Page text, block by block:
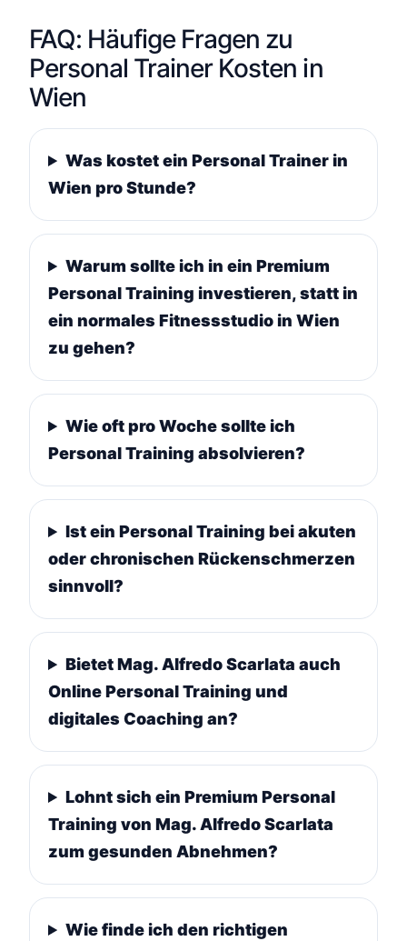
FAQ: Häufige Fragen zu
Personal Trainer Kosten in
Wien
Was kostet ein Personal Trainer in
Wien pro Stunde?
Warum sollte ich in ein Premium
Personal Training investieren, statt in
ein normales Fitnessstudio in Wien
zu gehen?
Wie oft pro Woche sollte ich
Personal Training absolvieren?
Ist ein Personal Training bei akuten
oder chronischen Rückenschmerzen
sinnvoll?
Bietet Mag. Alfredo Scarlata auch
Online Personal Training und
digitales Coaching an?
Lohnt sich ein Premium Personal
Training von Mag. Alfredo Scarlata
zum gesunden Abnehmen?
Wie finde ich den richtigen